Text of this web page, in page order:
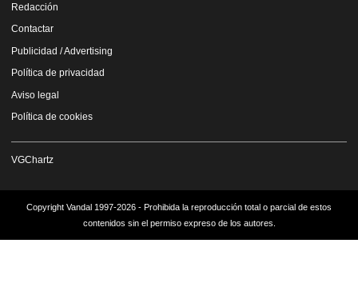
Redacción
Contactar
Publicidad / Advertising
Política de privacidad
Aviso legal
Política de cookies
VGChartz
Copyright Vandal 1997-2026 - Prohibida la reproducción total o parcial de estos
contenidos sin el permiso expreso de los autores.